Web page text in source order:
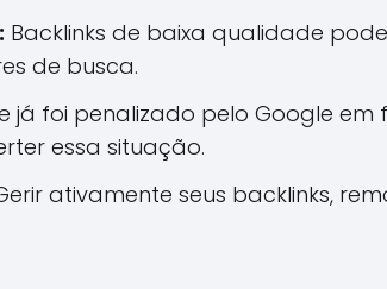
Backlinks de baixa qualidade
de busca.
já foi penalizado pelo Google em
essa situação.
ativamente seus backlinks,